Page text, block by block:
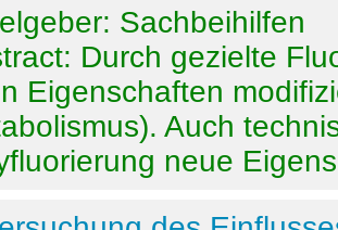
Sachbeihilfen
Durch gezielte
Eigenschaften
Auch
neue